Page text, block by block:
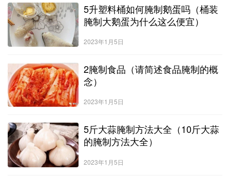
沾白酒5、倒入高汤6、盖上5升塑料桶如何腌制鹅蛋吗（桶装
腌制大鹅蛋为什么这么便宜）
2023年1月5日
2腌制食品（请简述食品腌制的概
念）
2023年1月5日
5斤大蒜腌制方法大全（10斤大蒜
的腌制方法大全）
2023年1月5日